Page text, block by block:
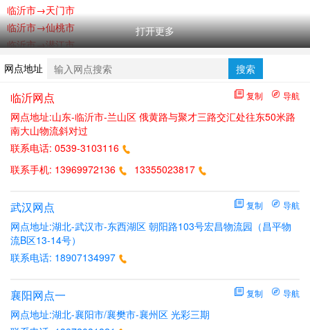
临沂市→天门市
临沂市→仙桃市
临沂市→潜江市
临沂市→孝感市
临沂市→十堰市
临沂市→宜昌市
临沂市→鄂州市
临沂市→荆门市
临沂市→荆州市
临沂市→咸宁市
临沂市→随州市
临沂市→恩施州
武汉市→临沂市
打开更多
网点地址 搜索
临沂网点 复制 导航
网点地址:山东-临沂市-兰山区 俄黄路与聚才三路交汇处往东50米路
南大山物流斜对过
联系电话: 0539-3103116
联系手机: 13969972136 13355023817
武汉网点 复制 导航
网点地址:湖北-武汉市-东西湖区 朝阳路103号宏昌物流园（昌平物
流B区13-14号）
联系电话: 18907134997
襄阳网点一 复制 导航
网点地址:湖北-襄阳市/襄樊市-襄州区 光彩三期